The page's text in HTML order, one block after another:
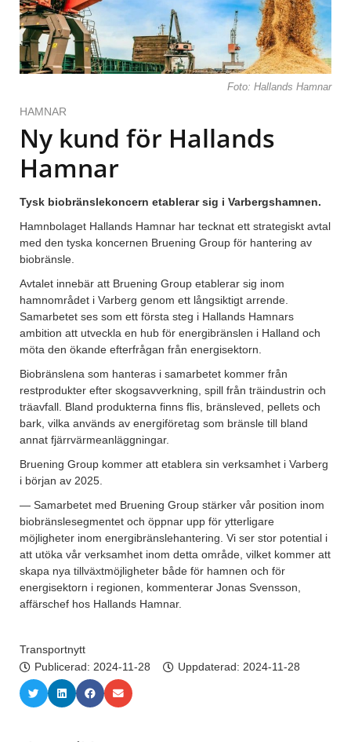
Foto: Hallands Hamnar
HAMNAR
Ny kund för Hallands
Hamnar
Tysk biobränslekoncern etablerar sig i Varbergshamnen.
Hamnbolaget Hallands Hamnar har tecknat ett strategiskt avtal
med den tyska koncernen Bruening Group för hantering av
biobränsle.
Avtalet innebär att Bruening Group etablerar sig inom
hamnområdet i Varberg genom ett långsiktigt arrende.
Samarbetet ses som ett första steg i Hallands Hamnars
ambition att utveckla en hub för energibränslen i Halland och
möta den ökande efterfrågan från energisektorn.
Biobränslena som hanteras i samarbetet kommer från
restprodukter efter skogsavverkning, spill från träindustrin och
träavfall. Bland produkterna finns flis, bränsleved, pellets och
bark, vilka används av energiföretag som bränsle till bland
annat fjärrvärmeanläggningar.
Bruening Group kommer att etablera sin verksamhet i Varberg
i början av 2025.
— Samarbetet med Bruening Group stärker vår position inom
biobränslesegmentet och öppnar upp för ytterligare
möjligheter inom energibränslehantering. Vi ser stor potential i
att utöka vår verksamhet inom detta område, vilket kommer att
skapa nya tillväxtmöjligheter både för hamnen och för
energisektorn i regionen, kommenterar Jonas Svensson,
affärschef hos Hallands Hamnar.
Transportnytt
Publicerad: 2024-11-28 Uppdaterad: 2024-11-28